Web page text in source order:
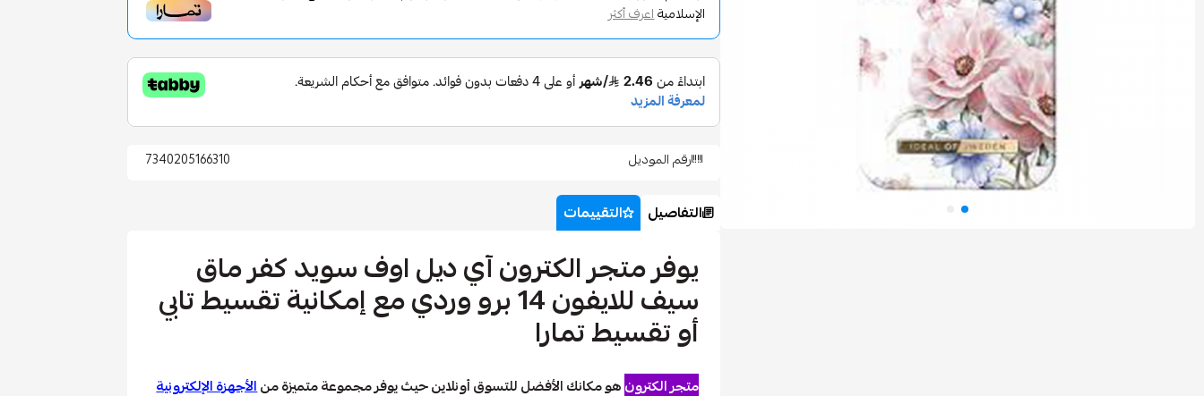
الإسلاميةاعرف أكثر
رقم الموديل 7340205166310
التفاصيل التقييمات
يوفر متجر الكترون آي ديل اوف سويد كفر ماق
سيف للايفون 14 برو وردي مع إمكانية تقسيط تابي
أو تقسيط تمارا
متجر الكترونهو مكانك الأفضل للتسوق أونلاين حيث يوفر مجموعة متميزة منالأجهزة الإلكترونية